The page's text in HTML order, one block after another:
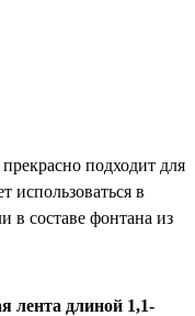
прекрасно подходит для
использоваться в
в составе фонтана из
лента длиной 1,1-